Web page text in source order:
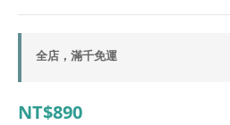
全店，滿千免運
NT$890